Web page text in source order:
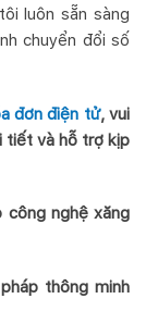
luôn sẵn sàng
chuyển đổi số
đơn điện tử, vui
tiết và hỗ trợ kịp
công nghệ xăng
thông minh